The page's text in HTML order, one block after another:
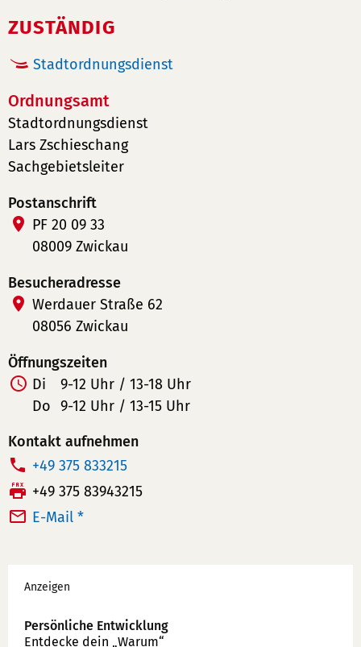
ZUSTÄNDIG
Stadtordnungsdienst
Ordnungsamt
Stadtordnungsdienst
Lars Zschieschang
Sachgebietsleiter
Postanschrift
PF 20 09 33
08009 Zwickau
Besucheradresse
Werdauer Straße 62
08056 Zwickau
Öffnungszeiten
Di
9-12 Uhr / 13-18 Uhr
Do 9-12 Uhr / 13-15 Uhr
Kontakt aufnehmen
T
e
l
n
u
+49 375 833215
F
a
+49 375 83943215
E-Mail *
Werbung
Anzeigen
Persönliche Entwicklung
Entdecke dein „Warum“